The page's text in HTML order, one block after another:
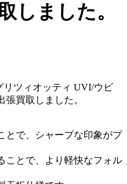
しました。
リツィオッティ UVI/ウビ
買取しました。
とで、シャープな印象がプ
ことで、より軽快なフォル